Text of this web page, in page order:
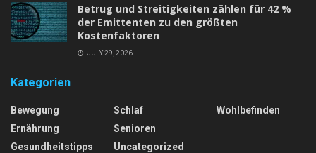
Betrug und Streitigkeiten zählen für 42 %
der Emittenten zu den größten
Kostenfaktoren
JULY 29, 2026
Kategorien
Bewegung
Ernährung
Gesundheitstipps
Schlaf
Senioren
Uncategorized
Wohlbefinden